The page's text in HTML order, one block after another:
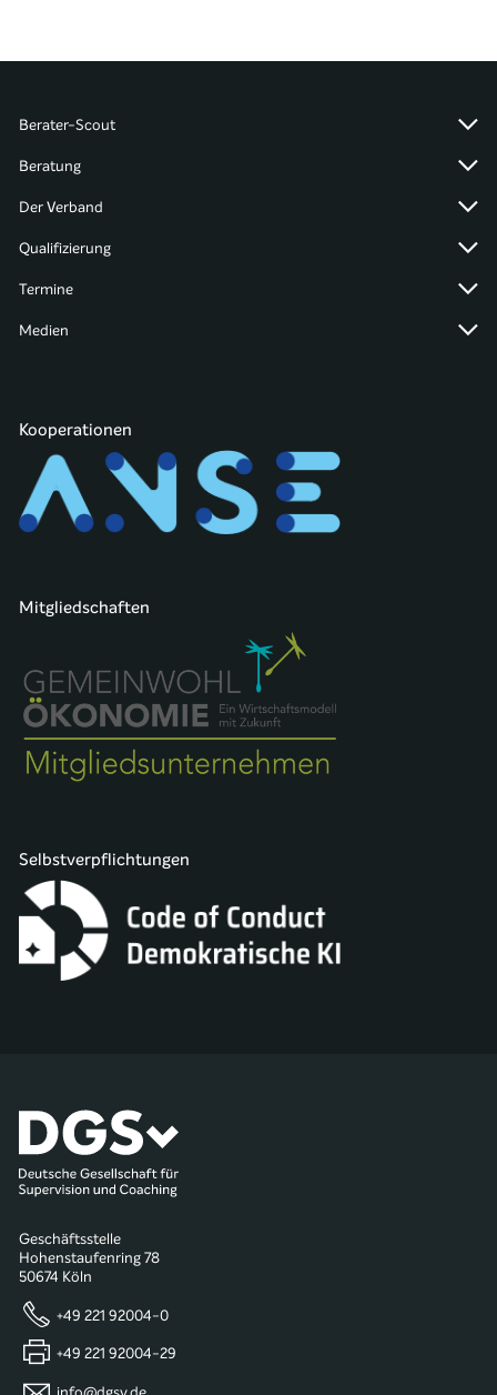
Berater-Scout
Beratung
Der Verband
Qualifizierung
Termine
Medien
Kooperationen
Mitgliedschaften
Selbstverpflichtungen
Geschäftsstelle
Hohenstaufenring 78
50674 Köln
+49 221 92004-0
+49 221 92004-29